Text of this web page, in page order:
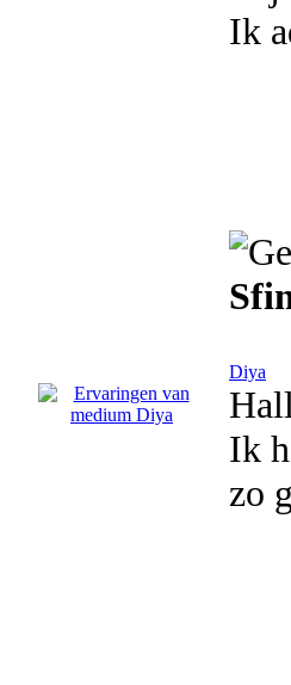
Ik
Diya
Ik
zo